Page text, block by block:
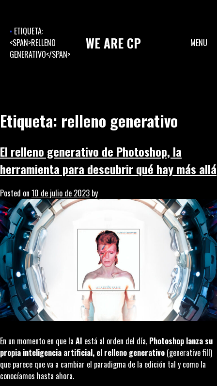
contentETIQUETA:
<SPAN>RELLENO
GENERATIVO</SPAN>
WEARE CP MENU
Etiqueta: relleno generativo
El relleno generativo de Photoshop, la
herramienta para descubrir qué hay más allá
Posted on 10 de julio de 2023 by
En un momento en que la AI está al orden del día, Photoshop lanza su
propia inteligencia artificial, el relleno generativo (generative fill)
que parece que va a cambiar el paradigma de la edición tal y como la
conocíamos hasta ahora.